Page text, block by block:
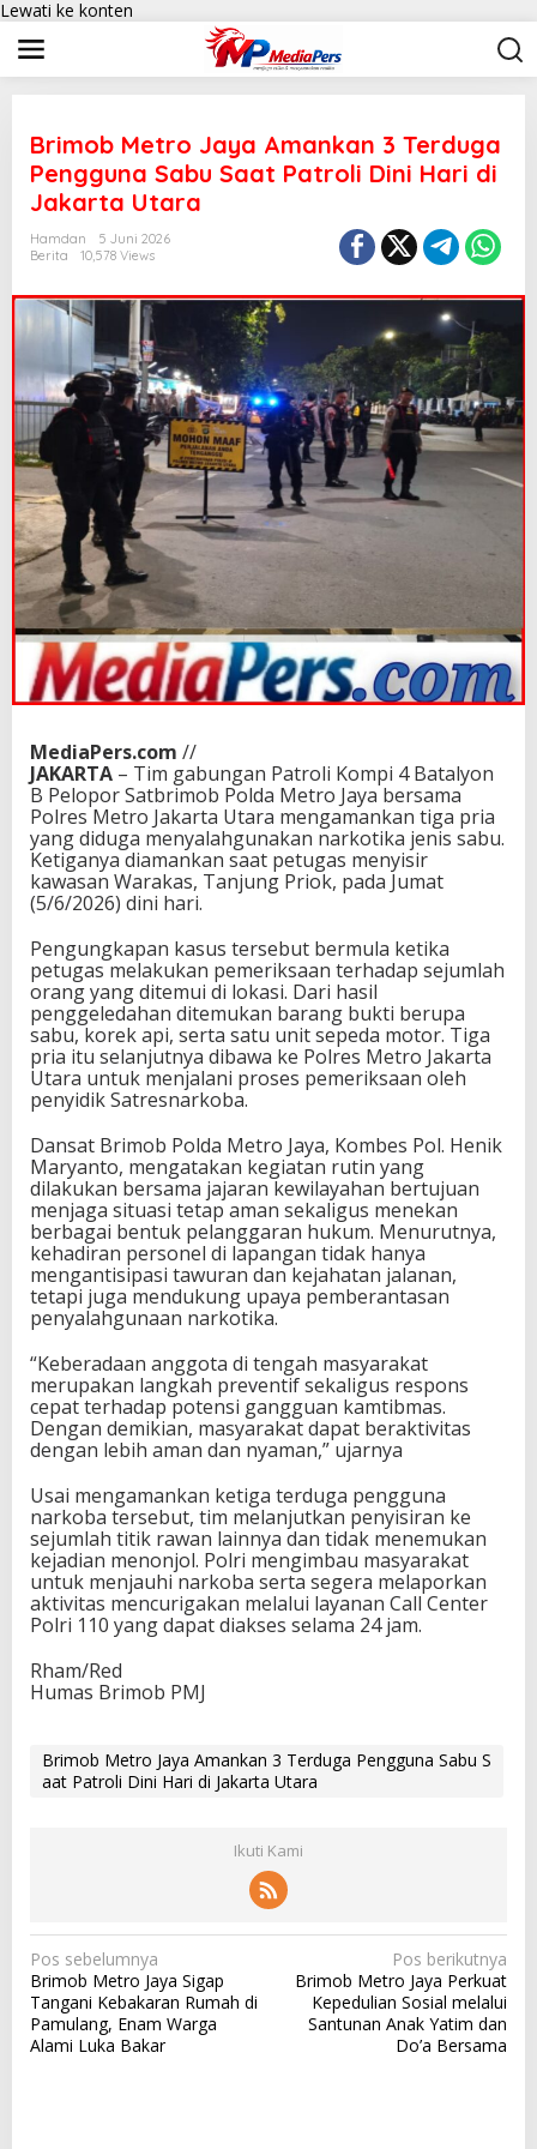
Lewati ke konten
Brimob Metro Jaya Amankan 3 Terduga
Pengguna Sabu Saat Patroli Dini Hari di
Jakarta Utara
Hamdan
5 Juni 2026
Berita
10,578 Views
MediaPers.com //
JAKARTA – Tim gabungan Patroli Kompi 4 Batalyon
B Pelopor Satbrimob Polda Metro Jaya bersama
Polres Metro Jakarta Utara mengamankan tiga pria
yang diduga menyalahgunakan narkotika jenis sabu.
Ketiganya diamankan saat petugas menyisir
kawasan Warakas, Tanjung Priok, pada Jumat
(5/6/2026) dini hari.
Pengungkapan kasus tersebut bermula ketika
petugas melakukan pemeriksaan terhadap sejumlah
orang yang ditemui di lokasi. Dari hasil
penggeledahan ditemukan barang bukti berupa
sabu, korek api, serta satu unit sepeda motor. Tiga
pria itu selanjutnya dibawa ke Polres Metro Jakarta
Utara untuk menjalani proses pemeriksaan oleh
penyidik Satresnarkoba.
Dansat Brimob Polda Metro Jaya, Kombes Pol. Henik
Maryanto, mengatakan kegiatan rutin yang
dilakukan bersama jajaran kewilayahan bertujuan
menjaga situasi tetap aman sekaligus menekan
berbagai bentuk pelanggaran hukum. Menurutnya,
kehadiran personel di lapangan tidak hanya
mengantisipasi tawuran dan kejahatan jalanan,
tetapi juga mendukung upaya pemberantasan
penyalahgunaan narkotika.
“Keberadaan anggota di tengah masyarakat
merupakan langkah preventif sekaligus respons
cepat terhadap potensi gangguan kamtibmas.
Dengan demikian, masyarakat dapat beraktivitas
dengan lebih aman dan nyaman,” ujarnya
Usai mengamankan ketiga terduga pengguna
narkoba tersebut, tim melanjutkan penyisiran ke
sejumlah titik rawan lainnya dan tidak menemukan
kejadian menonjol. Polri mengimbau masyarakat
untuk menjauhi narkoba serta segera melaporkan
aktivitas mencurigakan melalui layanan Call Center
Polri 110 yang dapat diakses selama 24 jam.
Rham/Red
Humas Brimob PMJ
Brimob Metro Jaya Amankan 3 Terduga Pengguna Sabu S
aat Patroli Dini Hari di Jakarta Utara
Ikuti Kami
N
a
v
i
Pos sebelumnya
Brimob Metro Jaya Sigap
Tangani Kebakaran Rumah di
Pamulang, Enam Warga
Alami Luka Bakar
Pos berikutnya
Brimob Metro Jaya Perkuat
Kepedulian Sosial melalui
Santunan Anak Yatim dan
Do’a Bersama